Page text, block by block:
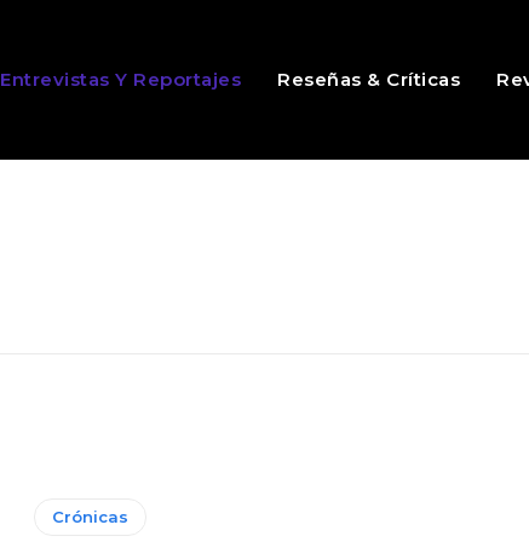
Entrevistas Y Reportajes Reseñas & Críticas
Crónicas